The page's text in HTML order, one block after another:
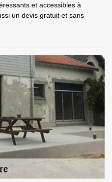
et accessibles à
un devis gratuit et sans